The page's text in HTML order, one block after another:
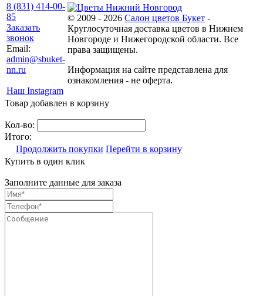
8 (831) 414-00-
85
Заказать
звонок
Email:
admin@sbuket-
nn.ru
Наш Instagram
© 2009 - 2026 Салон цветов Букет -
Круглосуточная доставка цветов в Нижнем
Новгороде и Нижегородской области. Все
права защищены.
Информация на сайте представлена для
ознакомления - не оферта.
Товар добавлен в корзину
Кол-во:
Итого:
Продолжить покупки Перейти в корзину
Купить в один клик
Заполните данные для заказа